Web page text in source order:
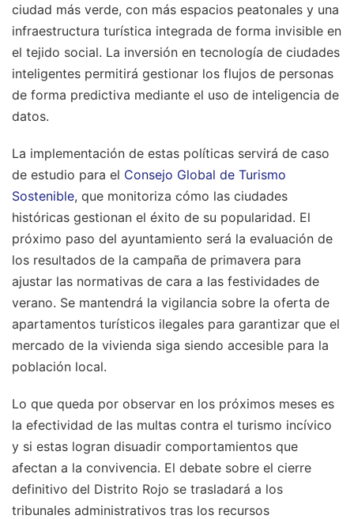
ciudad más verde, con más espacios peatonales y una
infraestructura turística integrada de forma invisible en
el tejido social. La inversión en tecnología de ciudades
inteligentes permitirá gestionar los flujos de personas
de forma predictiva mediante el uso de inteligencia de
datos.
La implementación de estas políticas servirá de caso
de estudio para el Consejo Global de Turismo
Sostenible, que monitoriza cómo las ciudades
históricas gestionan el éxito de su popularidad. El
próximo paso del ayuntamiento será la evaluación de
los resultados de la campaña de primavera para
ajustar las normativas de cara a las festividades de
verano. Se mantendrá la vigilancia sobre la oferta de
apartamentos turísticos ilegales para garantizar que el
mercado de la vivienda siga siendo accesible para la
población local.
Lo que queda por observar en los próximos meses es
la efectividad de las multas contra el turismo incívico
y si estas logran disuadir comportamientos que
afectan a la convivencia. El debate sobre el cierre
definitivo del Distrito Rojo se trasladará a los
tribunales administrativos tras los recursos